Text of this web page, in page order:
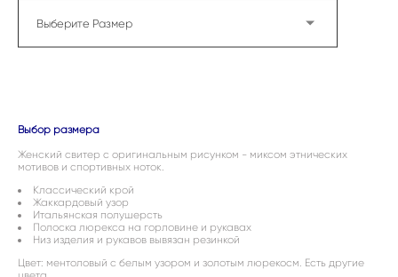
Выберите Размер
Выбор размера
Женский свитер с оригинальным рисунком - миксом этнических
мотивов и спортивных ноток.
Классический крой
Жаккардовый узор
Итальянская полушерсть
Полоска люрекса на горловине и рукавах
Низ изделия и рукавов вывязан резинкой
Цвет: ментоловый с белым узором и золотым люрекосм. Есть другие